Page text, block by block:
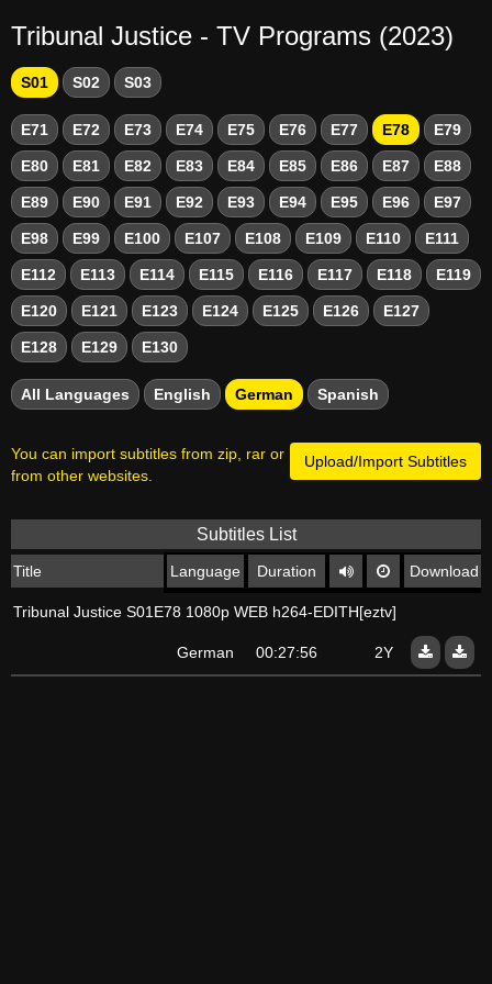
Tribunal Justice - TV Programs (2023)
S01 S02 S03
E71 E72 E73 E74 E75 E76 E77 E78 E79
E80 E81 E82 E83 E84 E85 E86 E87 E88
E89 E90 E91 E92 E93 E94 E95 E96 E97
E98 E99 E100 E107 E108 E109 E110 E111
E112 E113 E114 E115 E116 E117 E118 E119
E120 E121 E123 E124 E125 E126 E127
E128 E129 E130
All Languages English German Spanish
Upload/Import Subtitles
You can import subtitles from zip, rar or
from other websites.
Subtitles List
Title Language Duration Download
Tribunal Justice S01E78 1080p WEB h264-EDITH[eztv]
German 00:27:56 2Y